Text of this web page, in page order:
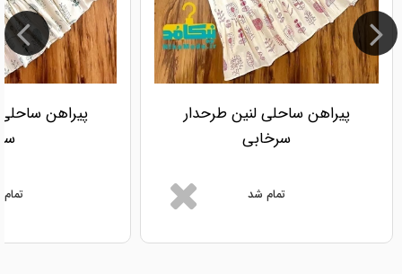
پیراهن ساحلی لنین طرحدار
سرخابی
تمام شد
پیراهن